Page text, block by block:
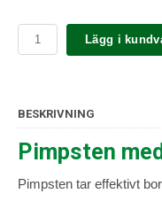
Lägg i
BESKRIVNING
Pimpsten
Pimpsten tar effektivt